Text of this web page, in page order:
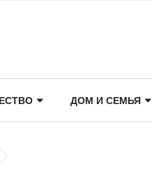
ДОМ И СЕМЬЯ